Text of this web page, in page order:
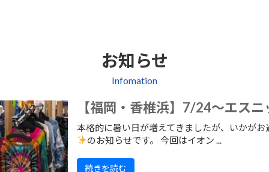
お知らせ
Infomation
【福岡・香椎浜】7/24～エス
本格的に暑い日が増えてきましたが、いかが
のお知らせです。 今回はイオン ...
続きを読む